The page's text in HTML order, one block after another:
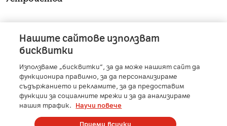
A1 Austria - A1 Croatia - A1 Serbia - A1 Belarus
A1 Bulgaria
- A1 Macedonia - A1 Slovenia
A1 Digital
- Member of A1 Group
Нашите сайтове използват
бисквитки
Използваме „бисквитки“, за да може нашият сайт да
функционира правилно, за да персонализираме
съдържанието и рекламите, за да предоставим
функции за социалните мрежи и за да анализираме
нашия трафик.
Научи повече
Приеми всички